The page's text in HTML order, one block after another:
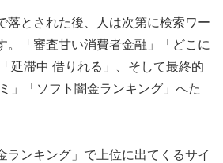
落とされた後、人は次第に検索ワー
。「審査甘い消費者金融」「どこに
延滞中 借りれる」、そして最終的
」「ソフト闇金ランキング」へた
ランキング」で上位に出てくるサイ